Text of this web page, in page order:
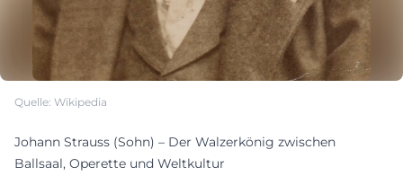
Quelle: Wikipedia
Johann Strauss (Sohn) – Der Walzerkönig zwischen
Ballsaal, Operette und Weltkultur